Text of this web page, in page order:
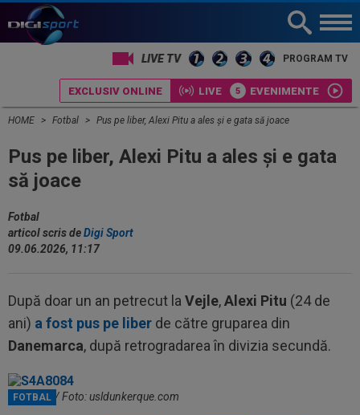
LIVE TV PROGRAM TV
EXCLUSIV ONLINE LIVE EVENIMENTE
HOME Fotbal Pus pe liber, Alexi Pitu a ales și e gata să joace
Pus pe liber, Alexi Pitu a ales și e gata
să joace
Fotbal
articol scris deDigi Sport
09.06.2026, 11:17
După doar un an petrecut la Vejle,Alexi Pitu (24 de
ani) a fost pus pe liber de către gruparea din
Danemarca, după retrogradarea în divizia secundă.
FOTBAL
Alexi Pitu / Foto: usldunkerque.com